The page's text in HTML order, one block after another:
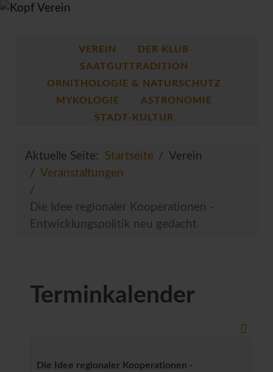
VEREIN
DER KLUB
SAATGUTTRADITION
ORNITHOLOGIE & NATURSCHUTZ
MYKOLOGIE
ASTRONOMIE
STADT-KULTUR
Aktuelle Seite: Startseite
Verein
Veranstaltungen
Die Idee regionaler Kooperationen -
Entwicklungspolitik neu gedacht
Terminkalender
Die Idee regionaler Kooperationen -